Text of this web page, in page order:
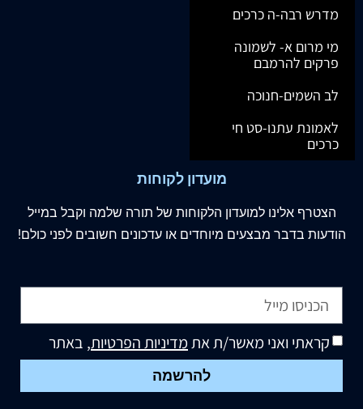
מדרש רבה-ה כרכים
מי מרום א- לשמונה
פרקים להרמבם
לב השמים-חנוכה
לאמונת עתנו-סט חי
כרכים
מועדון לקוחות
הצטרף אלינו למועדון הלקוחות של תורה שלמה וקבל במייל
הודעות בדבר מבצעים מיוחדים או עדכונים חשובים לפני כולם!
קראתי ואני מאשר/ת אתמדיניות הפרטיות, באתר
להרשמה